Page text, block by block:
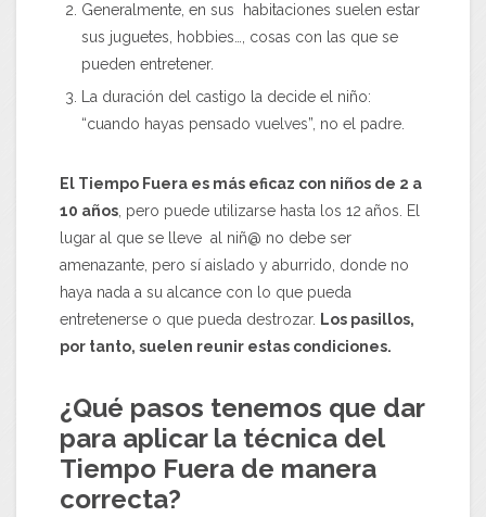
Generalmente, en sus habitaciones suelen estar
sus juguetes, hobbies…, cosas con las que se
pueden entretener.
La duración del castigo la decide el niño:
“cuando hayas pensado vuelves”, no el padre.
El Tiempo Fuera es más eficaz con niños de 2 a
10 años , pero puede utilizarse hasta los 12 años. El
lugar al que se lleve al niñ@ no debe ser
amenazante, pero sí aislado y aburrido, donde no
haya nada a su alcance con lo que pueda
entretenerse o que pueda destrozar. Los pasillos,
por tanto, suelen reunir estas condiciones.
¿Qué pasos tenemos que dar
para aplicar la técnica del
Tiempo Fuera de manera
correcta?